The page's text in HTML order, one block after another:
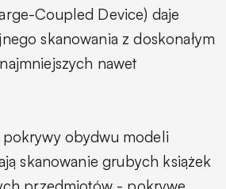
Coupled Device) daje
skanowania z doskonałym
nawet
pokrywy obydwu modeli
skanowanie grubych książek